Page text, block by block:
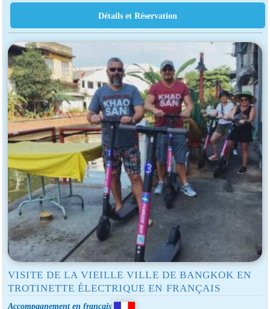
VISITE DE LA VIEILLE VILLE DE BANGKOK EN
TROTINETTE ÉLECTRIQUE EN FRANÇAIS
Accompagnement en français